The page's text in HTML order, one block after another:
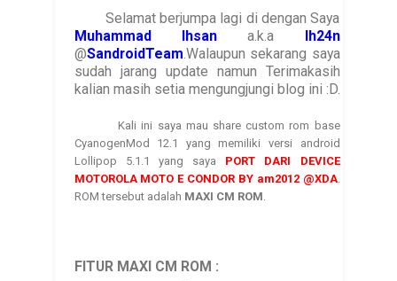
Selamat berjumpa lagi di dengan Saya
Muhammad Ihsana.k.a Ih24n
@SandroidTeam .Walaupun sekarang saya
sudah jarang update namun Terimakasih
kalian masih setia mengungjungi blog ini :D.
Kali ini saya mau share custom rom base
CyanogenMod 12.1 yang memiliki versi android
Lollipop 5.1.1 yang saya PORT DARI DEVICE
MOTOROLA MOTO E CONDOR BY am2012 @XDA.
ROM tersebut adalah MAXI CM ROM
FITUR MAXI CM ROM :